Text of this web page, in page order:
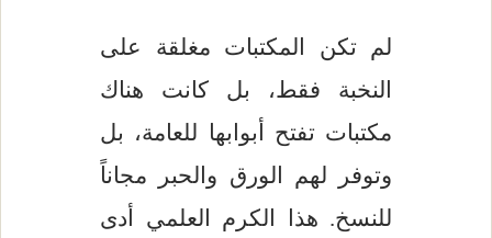
لم تكن المكتبات مغلقة على
النخبة فقط، بل كانت هناك
مكتبات تفتح أبوابها للعامة، بل
وتوفر لهم الورق والحبر مجاناً
للنسخ. هذا الكرم العلمي أدى